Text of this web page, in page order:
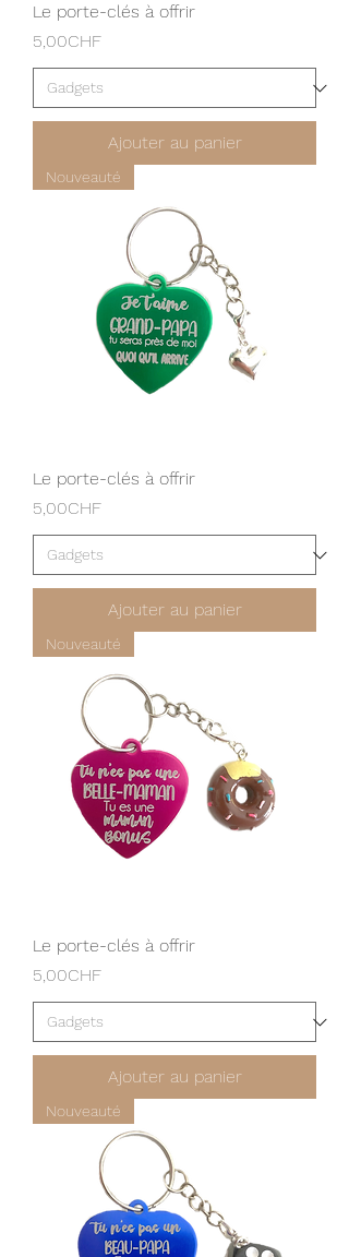
Le porte-clés à offrir
Prix
5,00CHF
Ajouter au panier
Nouveauté
Le porte-clés à offrir
Prix
5,00CHF
Ajouter au panier
Nouveauté
Le porte-clés à offrir
Prix
5,00CHF
Ajouter au panier
Nouveauté